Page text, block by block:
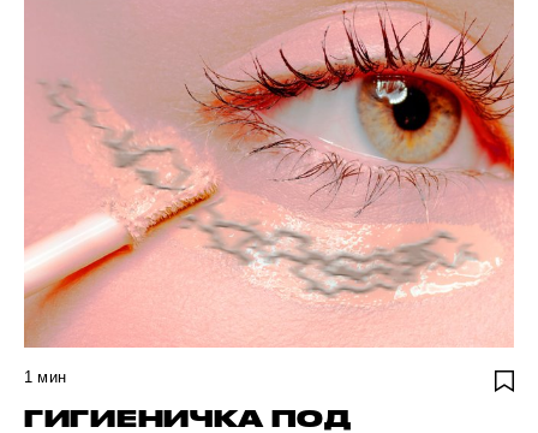
1 мин
ГИГИЕНИЧКА ПОД